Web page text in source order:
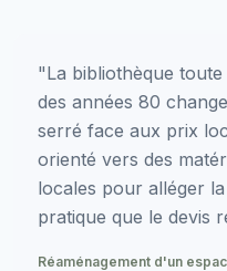
"La bibliothèque
des années 80
serré face aux prix
orienté vers des
locales pour alléger
pratique que le devis
Réaménagement d'un